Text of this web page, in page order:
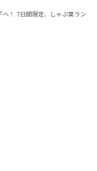
へ！ 7日間限定、しゃぶ葉ラン